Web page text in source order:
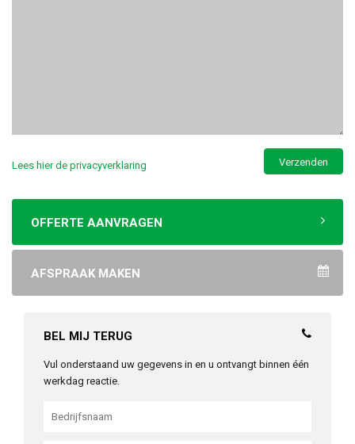
Lees hier de privacyverklaring
OFFERTE AANVRAGEN
AFSPRAAK MAKEN
BEL MIJ TERUG
Vul onderstaand uw gegevens in en u ontvangt binnen één
werkdag reactie.